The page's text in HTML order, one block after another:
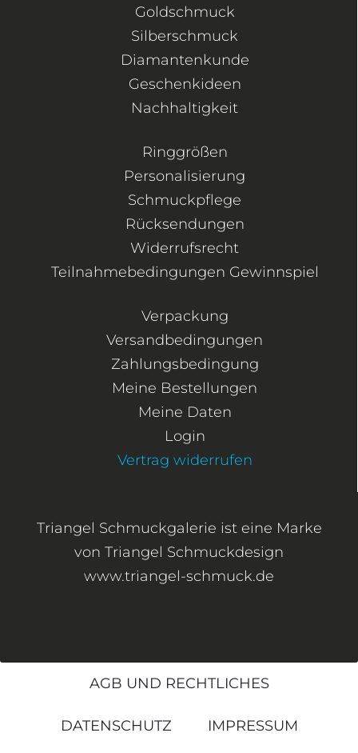
Goldschmuck
Silberschmuck
Diamantenkunde
Geschenkideen
Nachhaltigkeit
Ringgrößen
Personalisierung
Schmuckpflege
Rücksendungen
Widerrufsrecht
Teilnahmebedingungen Gewinnspiel
Verpackung
Versandbedingungen
Zahlungsbedingung
Meine Bestellungen
Meine Daten
Login
Vertrag widerrufen
Triangel Schmuckgalerie ist eine Marke
von Triangel Schmuckdesign
www.triangel-schmuck.de
AGB UND RECHTLICHES
DATENSCHUTZ IMPRESSUM